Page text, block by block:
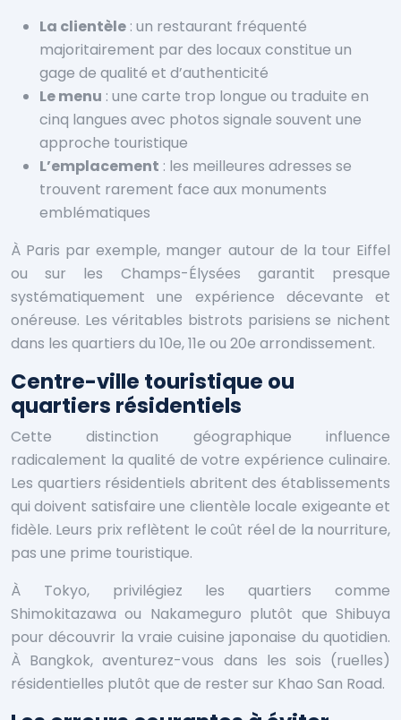
La clientèle : un restaurant fréquenté
majoritairement par des locaux constitue un
gage de qualité et d’authenticité
Le menu : une carte trop longue ou traduite en
cinq langues avec photos signale souvent une
approche touristique
L’emplacement : les meilleures adresses se
trouvent rarement face aux monuments
emblématiques
À Paris par exemple, manger autour de la tour Eiffel
ou sur les Champs-Élysées garantit presque
systématiquement une expérience décevante et
onéreuse. Les véritables bistrots parisiens se nichent
dans les quartiers du 10e, 11e ou 20e arrondissement.
Centre-ville touristique ou
quartiers résidentiels
Cette distinction géographique influence
radicalement la qualité de votre expérience culinaire.
Les quartiers résidentiels abritent des établissements
qui doivent satisfaire une clientèle locale exigeante et
fidèle. Leurs prix reflètent le coût réel de la nourriture,
pas une prime touristique.
À Tokyo, privilégiez les quartiers comme
Shimokitazawa ou Nakameguro plutôt que Shibuya
pour découvrir la vraie cuisine japonaise du quotidien.
À Bangkok, aventurez-vous dans les sois (ruelles)
résidentielles plutôt que de rester sur Khao San Road.